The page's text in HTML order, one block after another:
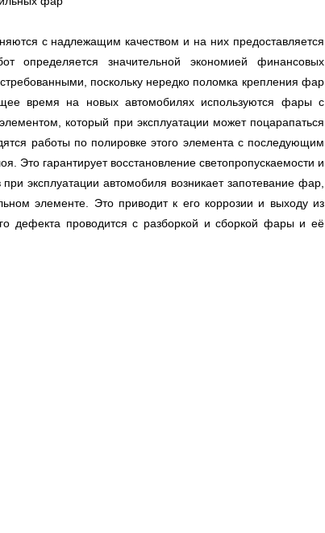
с надлежащим качеством и на них предоставляется
определяется значительной экономией финансовых
поскольку нередко поломка крепления фар
время на новых автомобилях используются фары с
который при эксплуатации может поцарапаться
работы по полировке этого элемента с последующим
Это гарантирует восстановление светопропускаемости и
эксплуатации автомобиля возникает запотевание фар,
элементе. Это приводит к его коррозии и выходу из
дефекта проводится с разборкой и сборкой фары и её